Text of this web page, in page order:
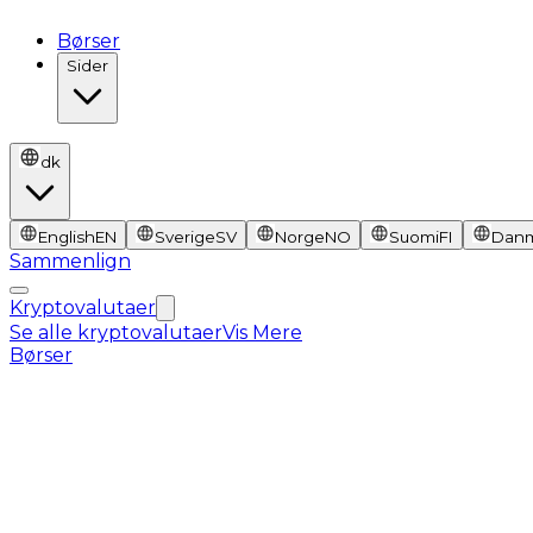
Børser
Sider
dk
EnglishEN SverigeSV NorgeNO SuomiFI
Sammenlign
Kryptovalutaer
Se alle kryptovalutaerVis Mere
Børser